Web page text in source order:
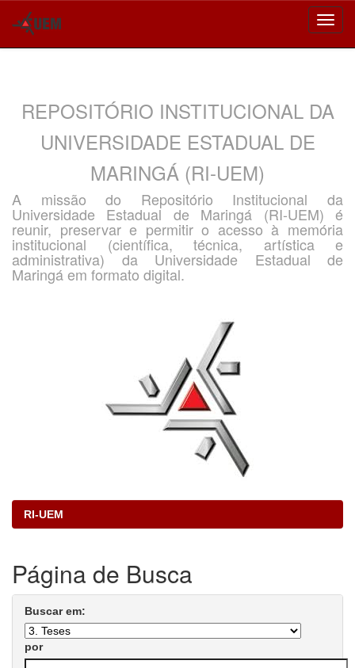
REPOSITÓRIO INSTITUCIONAL DA
UNIVERSIDADE ESTADUAL DE
MARINGÁ (RI-UEM)
A missão do Repositório Institucional da
Universidade Estadual de Maringá (RI-UEM) é
reunir, preservar e permitir o acesso à memória
institucional (científica, técnica, artística e
administrativa) da Universidade Estadual de
Maringá em formato digital.
RI-UEM
Página de Busca
Buscar em:
por